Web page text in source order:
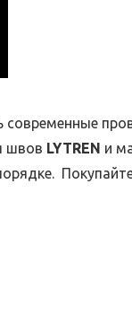
современные
швов LYTREN и